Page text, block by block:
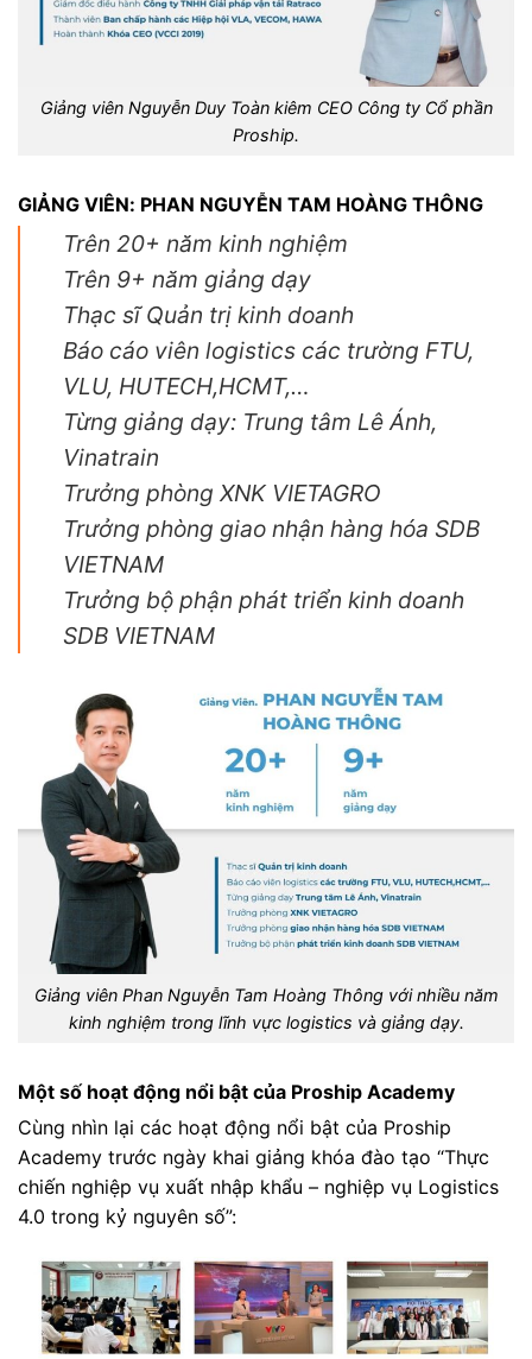
Giảng viên Nguyễn Duy Toàn kiêm CEO Công ty Cổ phần
Proship.
GIẢNG VIÊN: PHAN NGUYỄN TAM HOÀNG THÔNG
Trên 20+ năm kinh nghiệm
Trên 9+ năm giảng dạy
Thạc sĩ Quản trị kinh doanh
Báo cáo viên logistics các trường FTU,
VLU, HUTECH,HCMT,…
Từng giảng dạy: Trung tâm Lê Ánh,
Vinatrain
Trưởng phòng XNK VIETAGRO
Trưởng phòng giao nhận hàng hóa SDB
VIETNAM
Trưởng bộ phận phát triển kinh doanh
SDB VIETNAM
Giảng viên Phan Nguyễn Tam Hoàng Thông với nhiều năm
kinh nghiệm trong lĩnh vực logistics và giảng dạy.
Một số hoạt động nổi bật của Proship Academy
Cùng nhìn lại các hoạt động nổi bật của Proship
Academy trước ngày khai giảng khóa đào tạo “Thực
chiến nghiệp vụ xuất nhập khẩu – nghiệp vụ Logistics
4.0 trong kỷ nguyên số”: